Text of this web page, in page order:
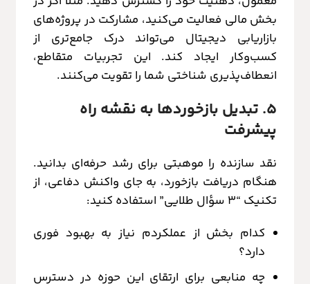
بخش مالی فعالیت می‌کنید، مشارکت در پروژه‌های
بازاریابی دیجیتال می‌تواند درک جامع‌تری از
کسب‌وکار ایجاد کند. این تجربیات متقاطع،
انعطاف‌پذیری شناختی شما را تقویت می‌کنند.
۵. تبدیل بازخوردها به نقشه راه
پیشرفت
نقد سازنده را موهبتی برای رشد حرفه‌ای بدانید.
هنگام دریافت بازخورد، به جای واکنش دفاعی، از
تکنیک “۳ سؤال طلایی” استفاده کنید:
کدام بخش از عملکردم نیاز به بهبود فوری
دارد؟
چه منابعی برای ارتقای این حوزه در دسترس